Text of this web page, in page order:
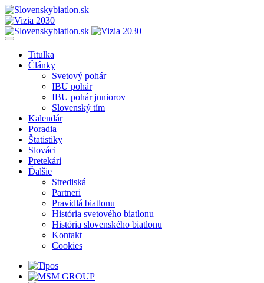
Titulka
Články
Svetový pohár
IBU pohár
IBU pohár juniorov
Slovenský tím
Kalendár
Poradia
Štatistiky
Slováci
Pretekári
Ďalšie
Strediská
Partneri
Pravidlá biatlonu
História svetového biatlonu
História slovenského biatlonu
Kontakt
Cookies